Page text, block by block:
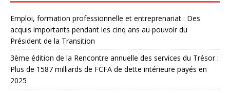
Emploi, formation professionnelle et entreprenariat : Des
acquis importants pendant les cinq ans au pouvoir du
Président de la Transition
3ème édition de la Rencontre annuelle des services du Trésor :
Plus de 1587 milliards de FCFA de dette intérieure payés en
2025